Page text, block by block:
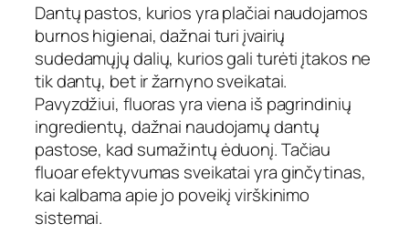
Dantų pastos, kurios yra plačiai naudojamos
burnos higienai, dažnai turi įvairių
sudedamųjų dalių, kurios gali turėti įtakos ne
tik dantų, bet ir žarnyno sveikatai.
Pavyzdžiui, fluoras yra viena iš pagrindinių
ingredientų, dažnai naudojamų dantų
pastose, kad sumažintų ėduonį. Tačiau
fluoar efektyvumas sveikatai yra ginčytinas,
kai kalbama apie jo poveikį virškinimo
sistemai.